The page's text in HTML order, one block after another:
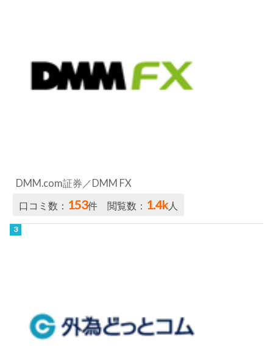
DMM.com証券／DMM FX
口コミ数： 153件 閲覧数： 1.4k人